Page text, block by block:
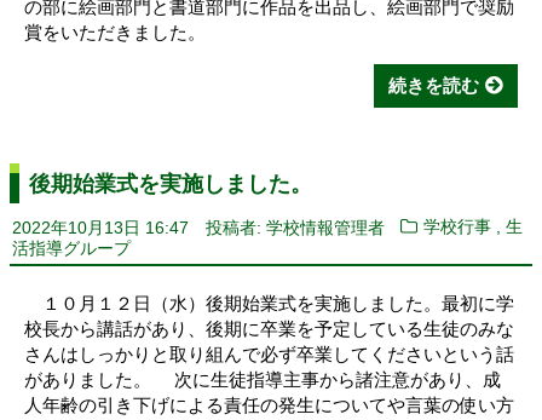
の部に絵画部門と書道部門に作品を出品し、絵画部門で奨励
賞をいただきました。
続きを読む
後期始業式を実施しました。
2022年10月13日 16:47 投稿者: 学校情報管理者 学校行事 ,生
活指導グループ
１０月１２日（水）後期始業式を実施しました。最初に学
校長から講話があり、後期に卒業を予定している生徒のみな
さんはしっかりと取り組んで必ず卒業してくださいという話
がありました。 次に生徒指導主事から諸注意があり、成
人年齢の引き下げによる責任の発生についてや言葉の使い方